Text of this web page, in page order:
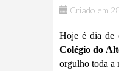
Criado em
Hoje é dia de
Colégio do
orgulho toda a